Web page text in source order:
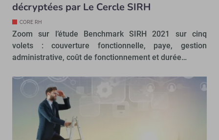
décryptées par Le Cercle SIRH
CORE RH
Zoom sur l’étude Benchmark SIRH 2021 sur cinq
volets : couverture fonctionnelle, paye, gestion
administrative, coût de fonctionnement et durée…